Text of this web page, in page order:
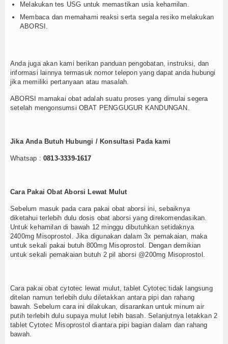
Melakukan tes USG untuk memastikan usia kehamilan.
Membaca dan memahami reaksi serta segala resiko melakukan
ABORSI.
Anda juga akan kami berikan panduan pengobatan, instruksi, dan
informasi lainnya termasuk nomor telepon yang dapat anda hubungi
jika memiliki pertanyaan atau masalah.
ABORSI mamakai obat adalah suatu proses yang dimulai segera
setelah mengonsumsi OBAT PENGGUGUR KANDUNGAN.
Jika Anda Butuh Hubungi / Konsultasi Pada kami
Whatsap : 0813-3339-1617
Cara Pakai Obat Aborsi Lewat Mulut
Sebelum masuk pada cara pakai obat aborsi ini, sebaiknya
diketahui terlebih dulu dosis obat aborsi yang direkomendasikan.
Untuk kehamilan di bawah 12 minggu dibutuhkan setidaknya
2400mg Misoprostol. Jika digunakan dalam 3x pemakaian, maka
untuk sekali pakai butuh 800mg Misoprostol. Dengan demikian
untuk sekali pemakaian butuh 2 pil aborsi @200mg Misoprostol.
Cara pakai obat cytotec lewat mulut, tablet Cytotec tidak langsung
ditelan namun terlebih dulu diletakkan antara pipi dan rahang
bawah. Sebelum cara ini dilakukan, disarankan untuk minum air
putih terlebih dulu supaya mulut lebih basah. Selanjutnya letakkan 2
tablet Cytotec Misoprostol diantara pipi bagian dalam dan rahang
bawah.